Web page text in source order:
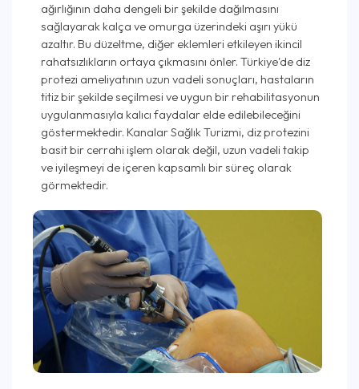
ağırlığının daha dengeli bir şekilde dağılmasını
sağlayarak kalça ve omurga üzerindeki aşırı yükü
azaltır. Bu düzeltme, diğer eklemleri etkileyen ikincil
rahatsızlıkların ortaya çıkmasını önler. Türkiye'de diz
protezi ameliyatının uzun vadeli sonuçları, hastaların
titiz bir şekilde seçilmesi ve uygun bir rehabilitasyonun
uygulanmasıyla kalıcı faydalar elde edilebileceğini
göstermektedir. Kanalar Sağlık Turizmi, diz protezini
basit bir cerrahi işlem olarak değil, uzun vadeli takip
ve iyileşmeyi de içeren kapsamlı bir süreç olarak
görmektedir.